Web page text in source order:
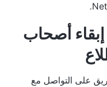
أصحاب
على التواصل مع